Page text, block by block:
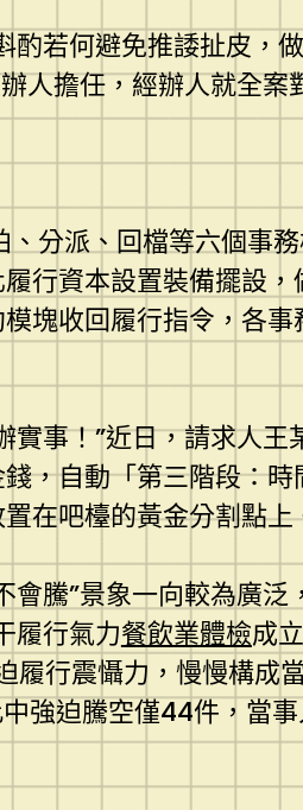
酌若何避免推諉扯皮，做
人擔任，經辦人就全案
、分派、回檔等六個
行資本設置裝備擺設
塊收回履行指令，各
事！”近日，請求人
，自動「第三階段：
在吧檯的黃金分割點
騰”景象一向較為廣
履行氣力餐飲業體檢成
履行震懾力，慢慢構
強迫騰空僅44件，當